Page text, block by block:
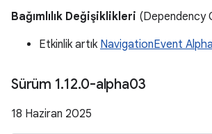
Bağımlılık Değişiklikleri (Dependency
Etkinlik artık NavigationEvent
Sürüm 1.12.0-alpha03
18 Haziran 2025